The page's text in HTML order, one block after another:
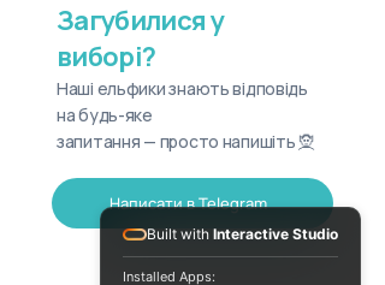
Загубилися у
виборі?
Наші ельфики знають відповідь
на будь-яке
запитання — просто напишіть 🧝
Написати в Telegram
Built with Interactive Studio
Installed Apps: